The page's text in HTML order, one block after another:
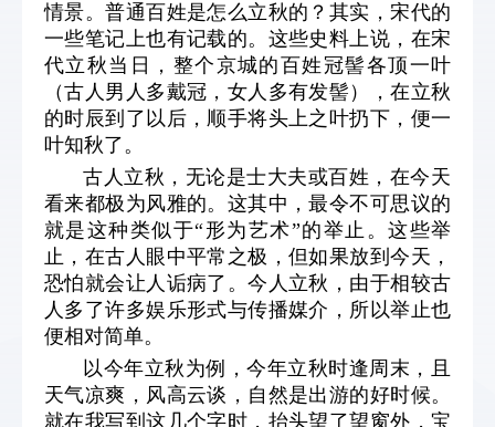
情景。普通百姓是怎么立秋的？其实，宋代的
一些笔记上也有记载的。这些史料上说，在宋
代立秋当日，整个京城的百姓冠髻各顶一叶
（古人男人多戴冠，女人多有发髻），在立秋
的时辰到了以后，顺手将头上之叶扔下，便一
叶知秋了。
古人立秋，无论是士大夫或百姓，在今天
看来都极为风雅的。这其中，最令不可思议的
就是这种类似于“形为艺术”的举止。这些举
止，在古人眼中平常之极，但如果放到今天，
恐怕就会让人诟病了。今人立秋，由于相较古
人多了许多娱乐形式与传播媒介，所以举止也
便相对简单。
以今年立秋为例，今年立秋时逢周末，且
天气凉爽，风高云谈，自然是出游的好时候。
就在我写到这几个字时，抬头望了望窗外，宝